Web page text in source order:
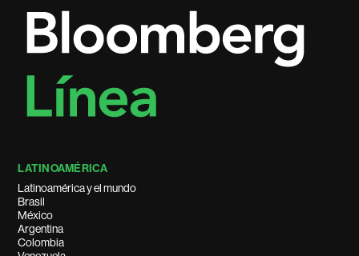
LATINOAMÉRICA
Latinoamérica y el mundo
Brasil
México
Argentina
Colombia